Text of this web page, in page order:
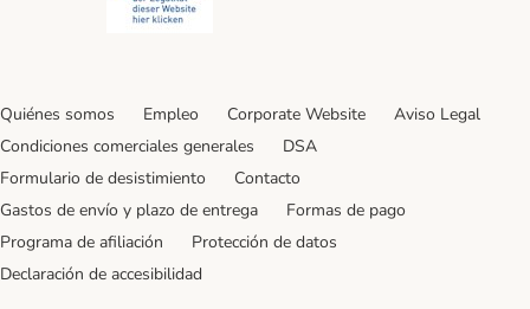
Quiénes somos Empleo Corporate Website
Aviso Legal
Condiciones comerciales generales
DSA
Formulario de desistimiento
Contacto
Gastos de envío y plazo de entrega
Formas de pago
Programa de afiliación
Protección de datos
Declaración de accesibilidad